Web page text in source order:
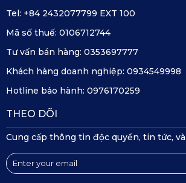
Camera hành trình KATA Dash
Sản phẩm được trang bị cảm biến BSI
thế hệ mới nhất, với cảm biến trước
Tel: +84 2432077799 EXT 100
Mã số thuế: 0106712744
Tư vấn bán hàng: 0353697777
Khách hàng doanh nghiệp: 0934549998
Hotline bảo hành: 0976170259
THEO DÕI
Cung cấp thông tin độc quyền, tin tức,